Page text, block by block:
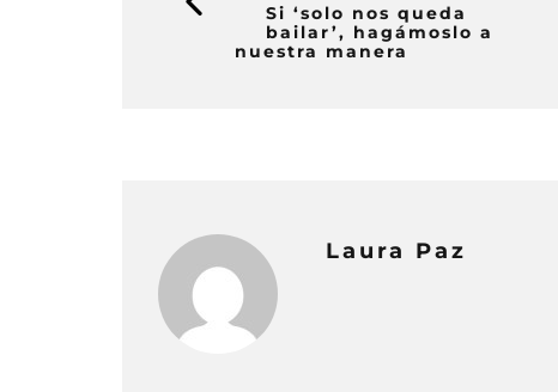
Si ‘solo nos queda
bailar’, hagámoslo a
nuestra manera
Laura Paz